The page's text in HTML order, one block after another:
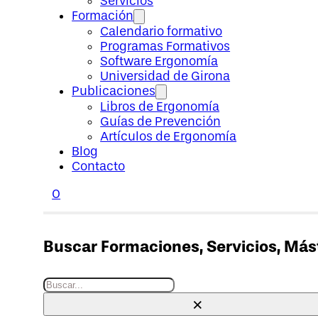
Formación
Calendario formativo
Programas Formativos
Software Ergonomía
Universidad de Girona
Publicaciones
Libros de Ergonomía
Guías de Prevención
Artículos de Ergonomía
Blog
Contacto
0
Buscar Formaciones, Servicios,
Buscar
×